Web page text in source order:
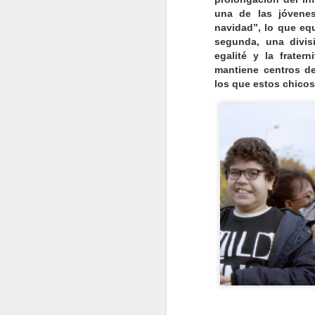
una de las
navidad”, lo que
segunda, una
egalité y la
mantiene centros
los que estos